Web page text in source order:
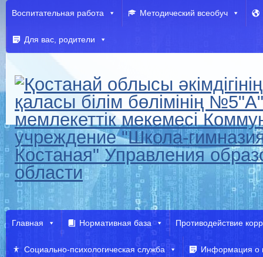
Воспитательная работа Методический всеобуч
Для вас, родители
Главная Нормативная база Противодействие
Социально-психологическая служба Информация о